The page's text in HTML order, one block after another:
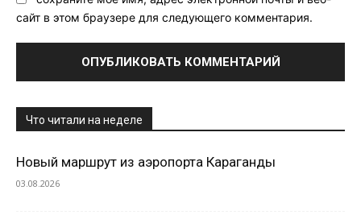
сайт в этом браузере для следующего комментария.
Что читали на неделе
Новый маршрут из аэропорта Караганды
03.08.2026